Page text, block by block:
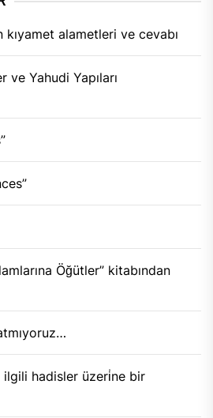
alametleri ve cevabı
ve Yahudi Yapıları
Öğütler” kitabından
hadisler üzeri̇ne bir